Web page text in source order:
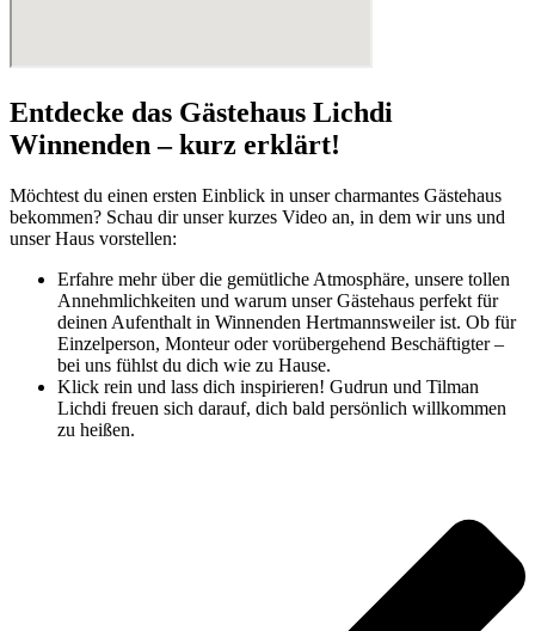
Entdecke das Gästehaus Lichdi
Winnenden – kurz erklärt!
Möchtest du einen ersten Einblick in unser charmantes Gästehaus
bekommen? Schau dir unser kurzes Video an, in dem wir uns und
unser Haus vorstellen:
Erfahre mehr über die gemütliche Atmosphäre, unsere tollen
Annehmlichkeiten und warum unser Gästehaus perfekt für
deinen Aufenthalt in Winnenden Hertmannsweiler ist. Ob für
Einzelperson, Monteur oder vorübergehend Beschäftigter –
bei uns fühlst du dich wie zu Hause.
Klick rein und lass dich inspirieren! Gudrun und Tilman
Lichdi freuen sich darauf, dich bald persönlich willkommen
zu heißen.